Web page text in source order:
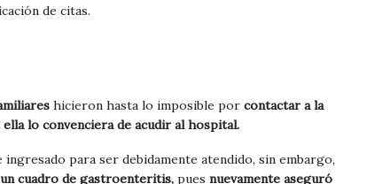
de citas.
hicieron hasta lo imposible por contactar a la
lo convenciera de acudir al hospital.
para ser debidamente atendido, sin embargo,
cuadro de gastroenteritis, pues nuevamente aseguró